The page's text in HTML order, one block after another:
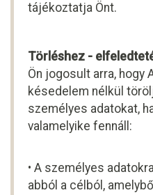
tájékoztatja Önt.
Törléshez -
Ön jogosult arra, hogy
késedelem nélkül
személyes adatokat,
valamelyike fennáll:
• A személyes
abból a célból,